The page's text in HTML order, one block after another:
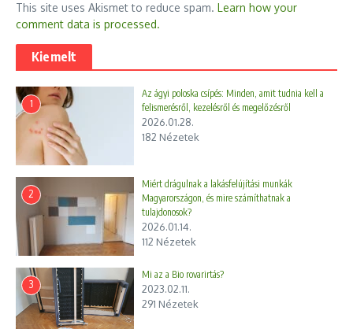
This site uses Akismet to reduce spam. Learn how your
comment data is processed.
Kiemelt
1
Az ágyi poloska csípés: Minden, amit tudnia kell a
felismerésről, kezelésről és megelőzésről
2026.01.28.
182 Nézetek
2
Miért drágulnak a lakásfelújítási munkák
Magyarországon, és mire számíthatnak a
tulajdonosok?
2026.01.14.
112 Nézetek
3
Mi az a Bio rovarirtás?
2023.02.11.
291 Nézetek